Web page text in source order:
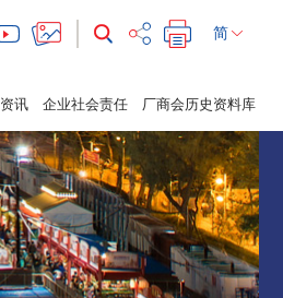
简
资讯 企业社会责任 厂商会历史资料库